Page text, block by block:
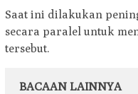
Saat ini dilakukan
secara paralel untuk
tersebut.
BACAAN LAINNYA